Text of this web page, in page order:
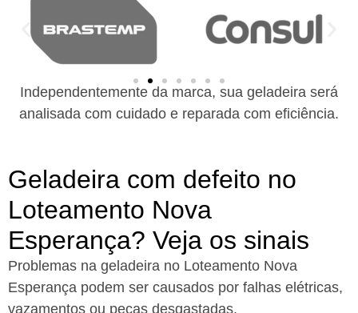
Independentemente da marca, sua geladeira será
analisada com cuidado e reparada com eficiência.
Geladeira com defeito no
Loteamento Nova
Esperança? Veja os sinais
Problemas na geladeira no Loteamento Nova
Esperança podem ser causados por falhas elétricas,
vazamentos ou peças desgastadas.